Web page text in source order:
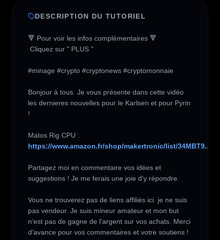
DESCRIPTION DU TUTORIEL
🔻 Pour voir les infos complémentaires 🔻
#minage #crypto #cryptonews #cryptomonnaie
Bonjour à tous. Je vous présente dans cette vidéo
les dernieres nouvelles pour le Karlsen et pour Pyrin
!
https://www.amazon.fr/shop/makertronic/list/34MBT9...
Partagez moi en commentaire vos idées et
suggestions ! Je me ferais une joie d'y répondre.
Vous ne trouverez pas de liens affiliés ici. je ne suis
pas vendeur. Je suis mineur amateur et mon but
n'est pas de gagne de l'argent sur vos achats. Merci
d'avance pour vos commentaires et votre soutiens !